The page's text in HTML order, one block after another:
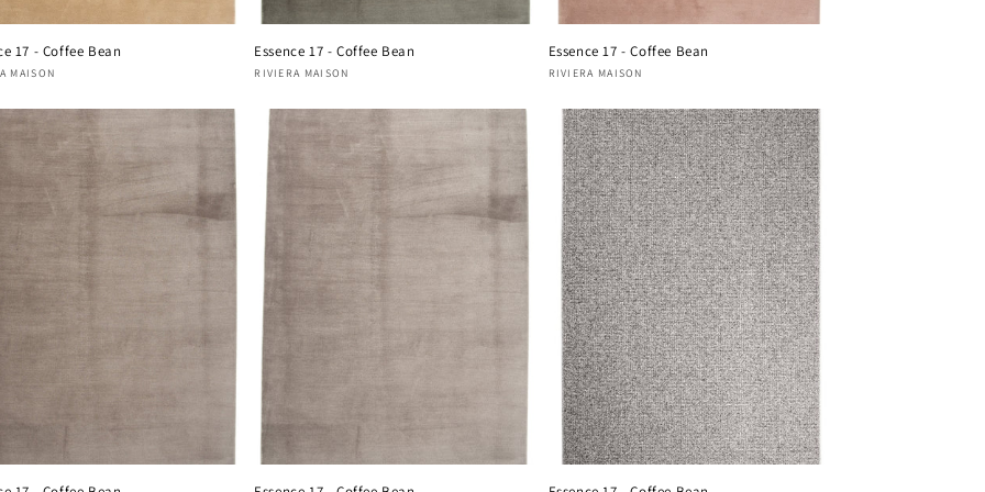
17 - Coffee Bean
:
MAISON
Essence 17 - Coffee Bean
Fournisseur :
RIVIERA MAISON
Essence 17 - Coffee Bean
Fournisseur :
RIVIERA MAISON